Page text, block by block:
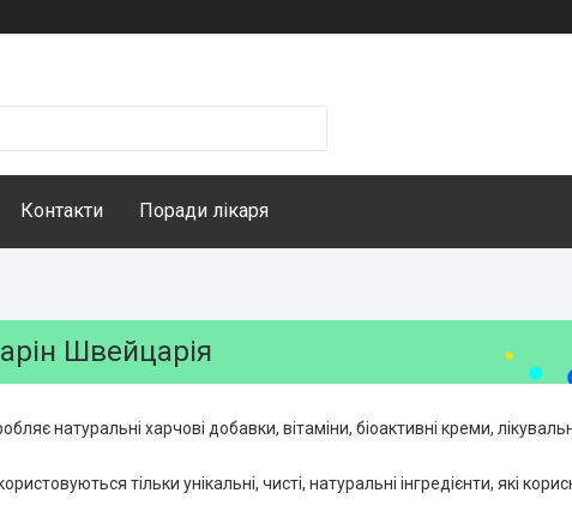
Контакти Поради лікаря
Швейцарія
натуральні харчові добавки, вітаміни, біоактивні креми,
тільки унікальні, чисті, натуральні інгредієнти, які